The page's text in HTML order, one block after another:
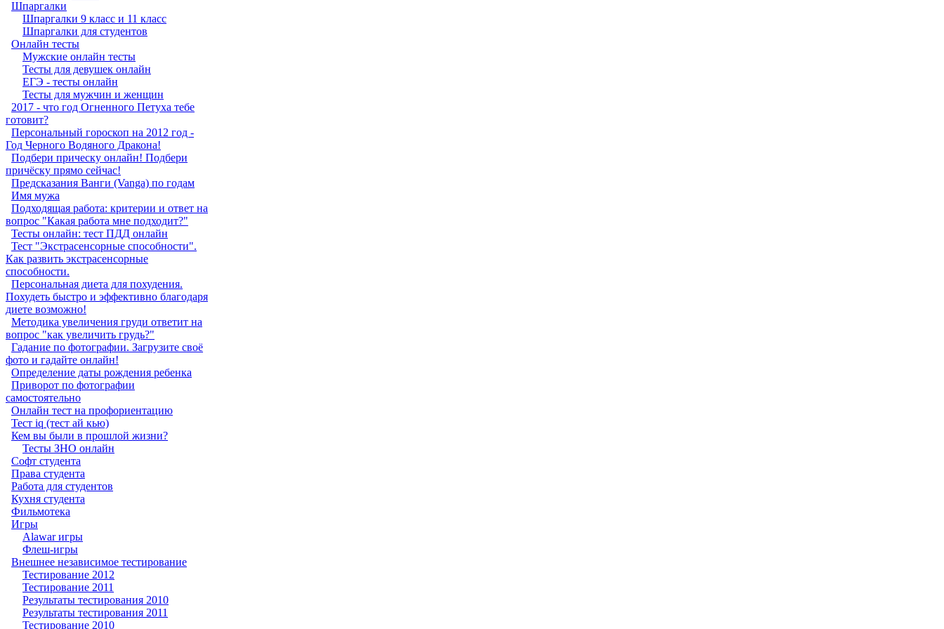
Шпаргалки
Шпаргалки 9 класс и 11 класс
Шпаргалки для студентов
Онлайн тесты
Мужские онлайн тесты
Тесты для девушек онлайн
ЕГЭ - тесты онлайн
Тесты для мужчин и женщин
2017 - что год Огненного Петуха тебе
готовит?
Персональный гороскоп на 2012 год -
Год Черного Водяного Дракона!
Подбери прическу онлайн! Подбери
причёску прямо сейчас!
Предсказания Ванги (Vanga) по годам
Имя мужа
Подходящая работа: критерии и ответ на
вопрос "Какая работа мне подходит?"
Тесты онлайн: тест ПДД онлайн
Тест "Экстрасенсорные способности".
Как развить экстрасенсорные
способности.
Персональная диета для похудения.
Похудеть быстро и эффективно благодаря
диете возможно!
Методика увеличения груди ответит на
вопрос "как увеличить грудь?"
Гадание по фотографии. Загрузите своё
фото и гадайте онлайн!
Определение даты рождения ребенка
Приворот по фотографии
самостоятельно
Онлайн тест на профориентацию
Тест iq (тест ай кью)
Кем вы были в прошлой жизни?
Тесты ЗНО онлайн
Софт студента
Права студента
Работа для студентов
Кухня студента
Фильмотека
Игры
Alawar игры
Флеш-игры
Внешнее независимое тестирование
Тестирование 2012
Тестирование 2011
Результаты тестирования 2010
Результаты тестирования 2011
Тестирование 2010